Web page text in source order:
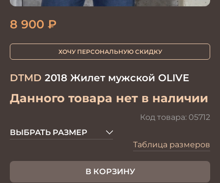
DTMD 2018 Жилет мужской OLIVE
Данного товара нет в наличии
Код товара: 05712
8 900 ₽
ХОЧУ ПЕРСОНАЛЬНУЮ СКИДКУ
ВЫБРАТЬ РАЗМЕР
Таблица размеров
В КОРЗИНУ